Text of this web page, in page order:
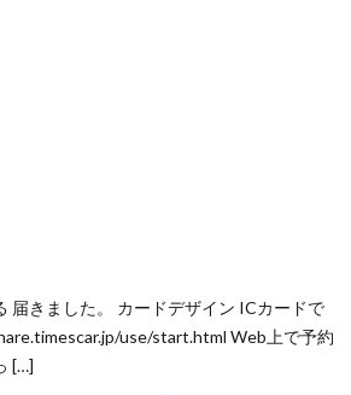
届きました。 カードデザイン ICカードで
use/start.html Web上で予約
[…]